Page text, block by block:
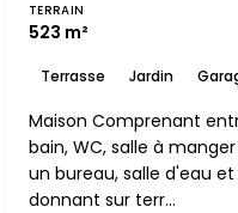
TERRAIN
523 m²
Terrasse Jardin
Maison Comprenant
bain, WC, salle à
un bureau, salle d'eau
donnant sur terr...